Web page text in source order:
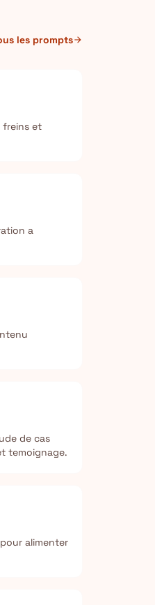
les promptsarrow_forward
freins et
a
de cas
temoignage.
alimenter